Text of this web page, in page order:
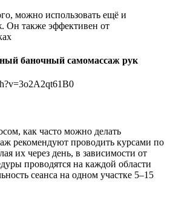
можно использовать ещё и
Он также эффективен от
баночный самомассаж рук
как часто можно делать
рекомендуют проводить курсами по
их через день, в зависимости от
проводятся на каждой области
сеанса на одном участке 5–15